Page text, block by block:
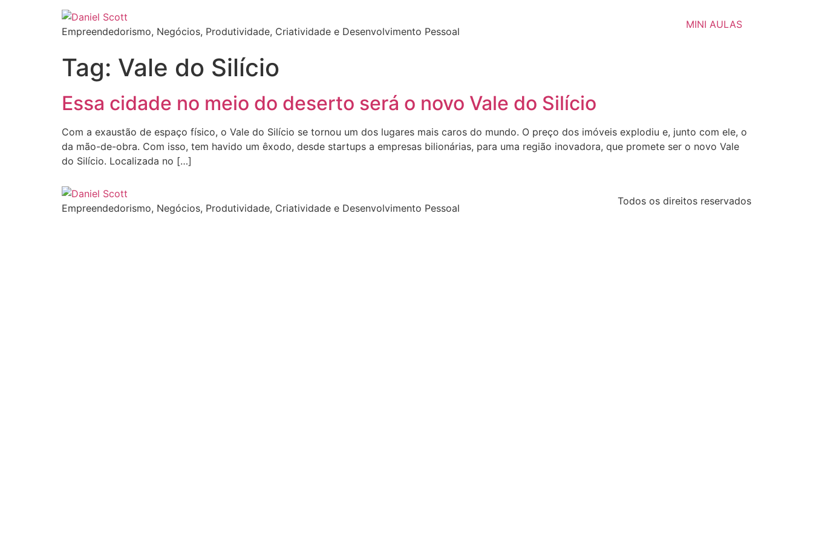
Empreendedorismo, Negócios, Produtividade, Criatividade e Desenvolvimento Pessoal
MINI AULAS
Tag: Vale do Silício
Essa cidade no meio do deserto será o novo Vale do Silício
Com a exaustão de espaço físico, o Vale do Silício se tornou um dos lugares mais caros do mundo. O preço dos imóveis explodiu e, junto com ele, o
da mão-de-obra. Com isso, tem havido um êxodo, desde startups a empresas bilionárias, para uma região inovadora, que promete ser o novo Vale
do Silício. Localizada no […]
Empreendedorismo, Negócios, Produtividade, Criatividade e Desenvolvimento Pessoal
Todos os direitos reservados